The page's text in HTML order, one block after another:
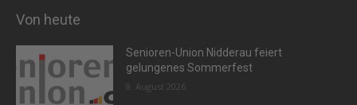
Von heute
Senioren-Union Nidderau feiert
gelungenes Sommerfest
8. August 2026